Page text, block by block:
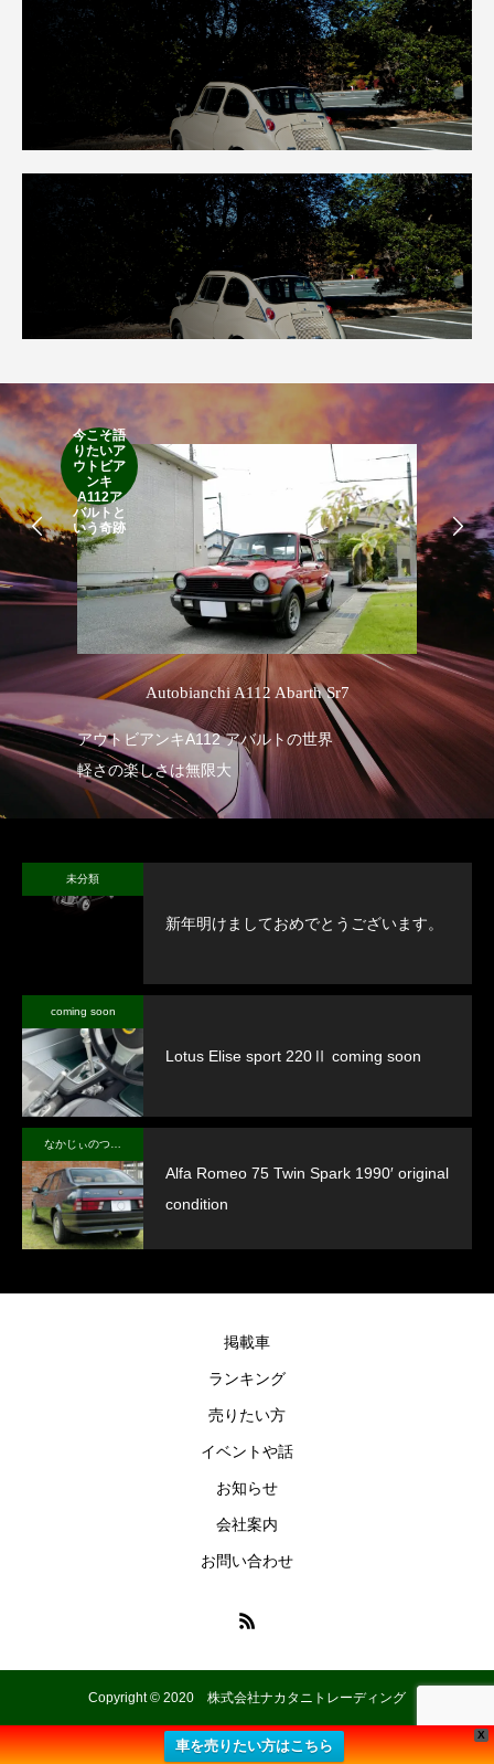
今こそ語
りたいア
ウトビア
ンキ
A112ア
バルトと
いう奇跡
Autobianchi A112 Abarth Sr7
アウトビアンキA112 アバルトの世界
軽さの楽しさは無限大
未分類
新年明けましておめでとうございます。
coming soon
Lotus Elise sport 220Ⅱ coming soon
Alfa Romeo 75 Twin Spark 1990′ original
condition
掲載車
ランキング
売りたい方
イベントや話
お知らせ
会社案内
お問い合わせ
Copyright © 2020 株式会社ナカタニトレーディング
X
車を売りたい方はこちら